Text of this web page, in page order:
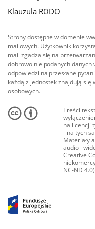
Klauzula RODO
Strony dostępne w domenie
mailowych. Użytkownik
mail zgadza się na
dobrowolnie podanych danych
odpowiedzi na przesłane
każdą z jednostek znajdują się
osobowych.
Treści
na licencji
- na tych
Materiały
audio i
Creative
NC-ND